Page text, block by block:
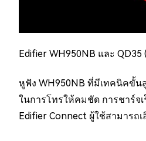
Edifier WH950NB และ
หูฟัง WH950NB ที่มีเทคนิคขั้น
ในการโทรให้คมชัด การชาร์จเ
Edifier Connect ผู้ใช้สามารถ